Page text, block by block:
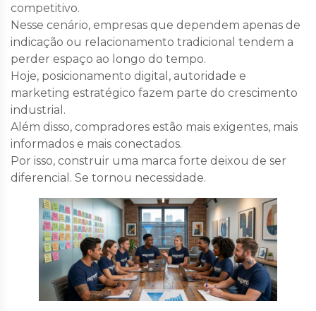
competitivo.
Nesse cenário, empresas que dependem apenas de
indicação ou relacionamento tradicional tendem a
perder espaço ao longo do tempo.
Hoje, posicionamento digital, autoridade e
marketing estratégico fazem parte do crescimento
industrial.
Além disso, compradores estão mais exigentes, mais
informados e mais conectados.
Por isso, construir uma marca forte deixou de ser
diferencial. Se tornou necessidade.